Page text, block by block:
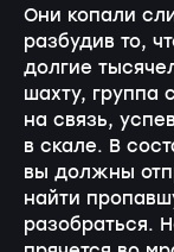
Они копали
разбудив то,
долгие
шахту, группа
на связь,
в скале. В
вы должны
найти
разобраться.